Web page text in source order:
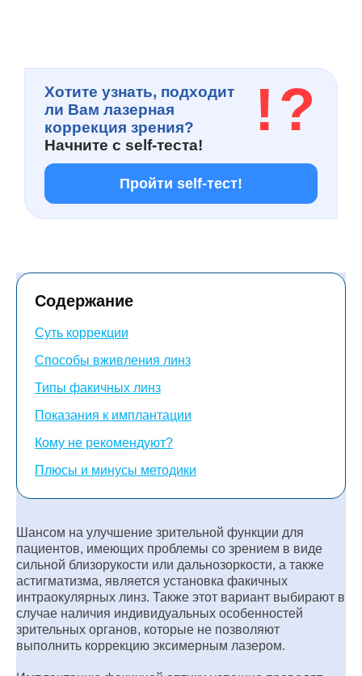
Хотите узнать, подходит
ли Вам лазерная
коррекция зрения?
Начните с self-теста!
!?
Пройти self-тест!
Содержание
Суть коррекции
Способы вживления линз
Типы факичных линз
Показания к имплантации
Кому не рекомендуют?
Плюсы и минусы методики
Шансом на улучшение зрительной функции для
пациентов, имеющих проблемы со зрением в виде
сильной близорукости или дальнозоркости, а также
астигматизма, является установка факичных
интраокулярных линз. Также этот вариант выбирают в
случае наличия индивидуальных особенностей
зрительных органов, которые не позволяют
выполнить коррекцию эксимерным лазером.